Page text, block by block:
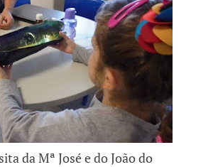
da Mª José e do João do